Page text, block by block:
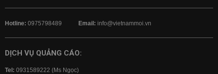
Hotline: 0975798489 Email: info@vietnammoi.vn
DỊCH VỤ QUẢNG CÁO:
Tel: 0931589222 (Ms Ngọc)